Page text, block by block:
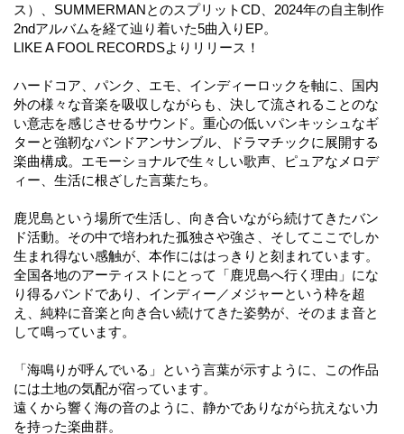
ス）、SUMMERMANとのスプリットCD、2024年の自主制作
2ndアルバムを経て辿り着いた5曲入りEP。
LIKE A FOOL RECORDSよりリリース！
ハードコア、パンク、エモ、インディーロックを軸に、国内
外の様々な音楽を吸収しながらも、決して流されることのな
い意志を感じさせるサウンド。重心の低いパンキッシュなギ
ターと強靭なバンドアンサンブル、ドラマチックに展開する
楽曲構成。エモーショナルで生々しい歌声、ピュアなメロデ
ィー、生活に根ざした言葉たち。
鹿児島という場所で生活し、向き合いながら続けてきたバン
ド活動。その中で培われた孤独さや強さ、そしてここでしか
生まれ得ない感触が、本作にははっきりと刻まれています。
全国各地のアーティストにとって「鹿児島へ行く理由」にな
り得るバンドであり、インディー／メジャーという枠を超
え、純粋に音楽と向き合い続けてきた姿勢が、そのまま音と
して鳴っています。
「海鳴りが呼んでいる」という言葉が示すように、この作品
には土地の気配が宿っています。
遠くから響く海の音のように、静かでありながら抗えない力
を持った楽曲群。